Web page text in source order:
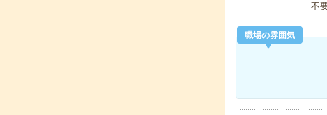
不
職場の雰囲気